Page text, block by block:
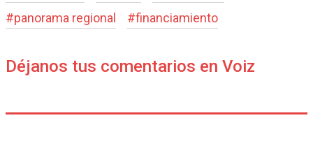
#panorama regional #financiamiento
Déjanos tus comentarios en Voiz